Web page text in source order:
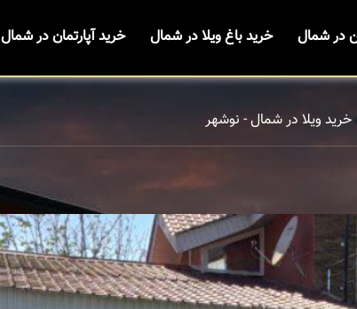
در شمال خرید باغ ویلا در شمال خرید آپارتمان در شمال
خرید ویلا در شمال - نوشهر